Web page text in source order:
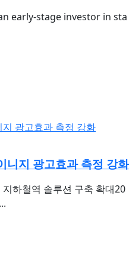
early-stage investor in sta
니지 광고효과 측정 강화
하철역 솔루션 구축 확대20